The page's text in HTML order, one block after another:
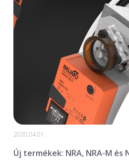
2020.04.01.
Új termékek: NRA, NRA-M és